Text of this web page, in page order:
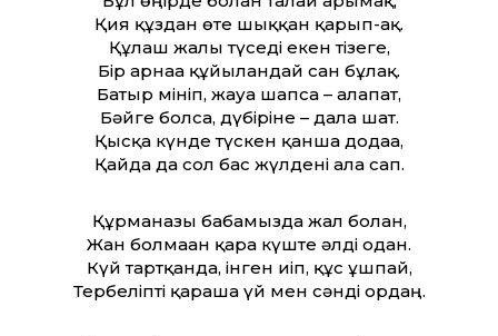
Қия құздан өте шыққан қарғып-ақ.
Құлаш жалы түседі екен тізеге,
Бір арнаға құйылғандай сан бұлақ.
Батыр мініп, жауға шапса – алапат,
Бәйге болса, дүбіріне – дала шат.
Қысқа күнде түскен қанша додаға,
Қайда да сол бас жүлдені ала сап.
Құрманғазы бабамызда жал болған,
Жан болмаған қара күште әлді одан.
Күй тартқанда, інген иіп, құс ұшпай,
Тербеліпті қараша үй мен сәнді ордаң.